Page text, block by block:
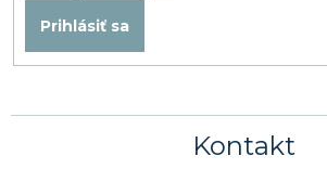
Prihlásiť sa
Kontakt